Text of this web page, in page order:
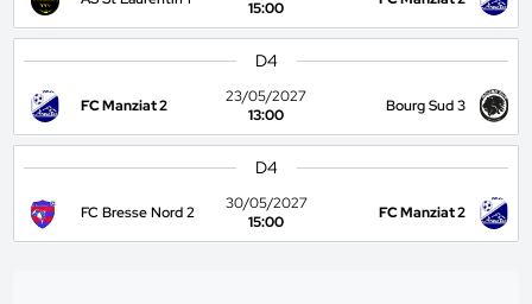
15:00
D4
FC Manziat 2
23/05/2027
13:00
Bourg Sud 3
D4
FC Bresse Nord 2
30/05/2027
15:00
FC Manziat 2